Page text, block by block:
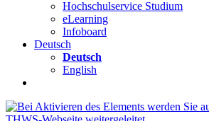
Hochschulservice Studium
eLearning
Infoboard
Deutsch
Deutsch
English